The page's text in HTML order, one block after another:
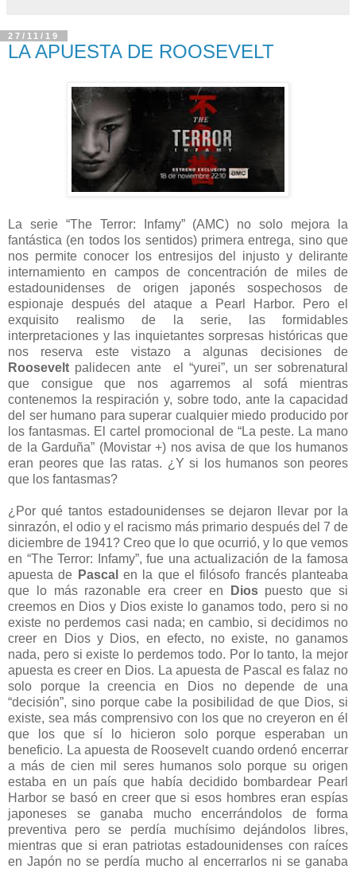
27/11/19
LA APUESTA DE ROOSEVELT
La serie “The Terror: Infamy” (AMC) no solo mejora la
fantástica (en todos los sentidos) primera entrega, sino que
nos permite conocer los entresijos del injusto y delirante
internamiento en campos de concentración de miles de
estadounidenses de origen japonés sospechosos de
espionaje después del ataque a Pearl Harbor. Pero el
exquisito realismo de la serie, las formidables
interpretaciones y las inquietantes sorpresas históricas que
nos reserva este vistazo a algunas decisiones de
Roosevelt palidecen ante el “yurei”, un ser sobrenatural
que consigue que nos agarremos al sofá mientras
contenemos la respiración y, sobre todo, ante la capacidad
del ser humano para superar cualquier miedo producido por
los fantasmas. El cartel promocional de “La peste. La mano
de la Garduña” (Movistar +) nos avisa de que los humanos
eran peores que las ratas. ¿Y si los humanos son peores
que los fantasmas?
¿Por qué tantos estadounidenses se dejaron llevar por la
sinrazón, el odio y el racismo más primario después del 7 de
diciembre de 1941? Creo que lo que ocurrió, y lo que vemos
en “The Terror: Infamy”, fue una actualización de la famosa
apuesta de Pascal en la que el filósofo francés planteaba
que lo más razonable era creer en
Diospuesto que si
creemos en Dios y Dios existe lo ganamos todo, pero si no
existe no perdemos casi nada; en cambio, si decidimos no
creer en Dios y Dios, en efecto, no existe, no ganamos
nada, pero si existe lo perdemos todo. Por lo tanto, la mejor
apuesta es creer en Dios. La apuesta de Pascal es falaz no
solo porque la creencia en Dios no depende de una
“decisión”, sino porque cabe la posibilidad de que Dios, si
existe, sea más comprensivo con los que no creyeron en él
que los que sí lo hicieron solo porque esperaban un
beneficio. La apuesta de Roosevelt cuando ordenó encerrar
a más de cien mil seres humanos solo porque su origen
estaba en un país que había decidido bombardear Pearl
Harbor se basó en creer que si esos hombres eran espías
japoneses se ganaba mucho encerrándolos de forma
preventiva pero se perdía muchísimo dejándolos libres,
mientras que si eran patriotas estadounidenses con raíces
en Japón no se perdía mucho al encerrarlos ni se ganaba